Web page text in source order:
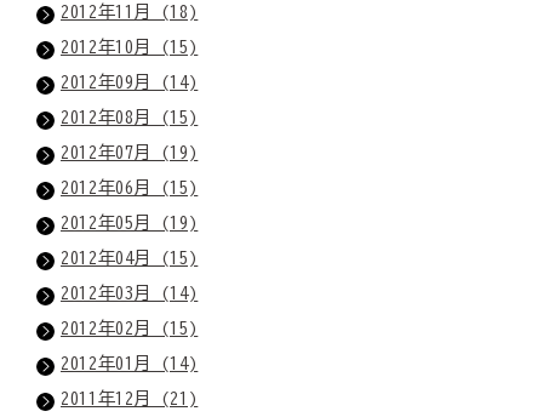
2012年11月 (18)
2012年10月 (15)
2012年09月 (14)
2012年08月 (15)
2012年07月 (19)
2012年06月 (15)
2012年05月 (19)
2012年04月 (15)
2012年03月 (14)
2012年02月 (15)
2012年01月 (14)
2011年12月 (21)